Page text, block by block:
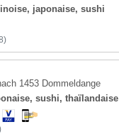
japonaise, sushi
1453 Dommeldange
sushi, thaïlandaise